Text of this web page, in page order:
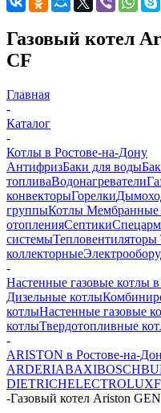
Газовый котел
CF
Главная
-
Каталог
-
Котлы в Ростове-на-Дону
АнтифризБаки для воды
топливаВодонагреватели
конвекторыГорелки
группыКотлы Мембранные
отопленияСептики
системыТепловентиляторы
коллекторные
-
Настенные газовые котлы
Дизельные котлы
котлыНастенные газовые
котлыТвердотопливные
-
ARISTON в Ростове-на-
ARDERIABAXIBOSCH
DIETRICHELECTROLUX
-Газовый котел Ariston